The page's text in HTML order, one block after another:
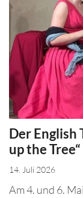
Der English
up the Tree“
14. Juli 2026
Am 4. und 6.